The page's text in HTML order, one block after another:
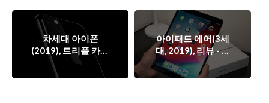
차세대 아이폰
(2019), 트리플 카메
라 탑재한다.
아이패드 에어(3세
대, 2019), 리뷰 - 성
능과 디자인이 가격
을 넘어서다.